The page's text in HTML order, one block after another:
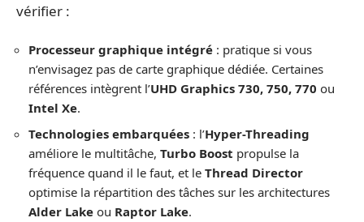
vérifier :
Processeur graphique intégré : pratique si vous
n’envisagez pas de carte graphique dédiée. Certaines
références intègrent l’UHD Graphics 730, 750, 770 ou
Intel Xe.
Technologies embarquées : l’Hyper-Threading
améliore le multitâche, Turbo Boost propulse la
fréquence quand il le faut, et le Thread Director
optimise la répartition des tâches sur les architectures
Alder Lake ou Raptor Lake.